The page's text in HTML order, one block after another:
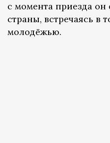
с момента приезда он
страны, встречаясь в
молодёжью.